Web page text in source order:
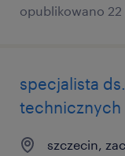
opublikowano
specjalista
technicznych
szczecin,